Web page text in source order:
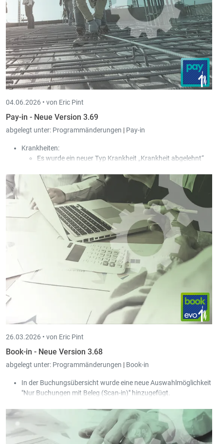
04.06.2026 • von Eric Pint
Pay-in - Neue Version 3.69
abgelegt unter: Programmänderungen | Pay-in
Krankheiten:
Es wurde ein neuer Typ Krankheit „Krankheit abgelehnt“
In dem Fall wird der Typ Zahlung „Entschädigung durch
die CNS“ verwendet, obwohl die CNS keinen Beitrag an den
Arbeitnehmer zahlt, damit der Arbeitgeber kein Geld
bezahlen muss.
Diese Krankheitstage werden weder für die 77- noch für
die 546-Tage-Regelung berücksichtigt. Die Krankheit wird
ebenfalls über die DECMAL der CCSS gemeldet.
Neue Lohnart „Abgelehnte Stunden Krankheit“ (HMALNA),
die in der täglichen Stundeneingabe verwendet werden
kann.
26.03.2026 • von Eric Pint
Book-in - Neue Version 3.68
abgelegt unter: Programmänderungen | Book-in
In der Buchungsübersicht wurde eine neue Auswahlmöglichkeit
"Nur Buchungen mit Beleg (Scan-in)" hinzugefügt.
Somit ist es nun möglich, dass mehrere Personen
gleichzeitig im selben Journal bestehende Buchungen
bearbeiten können.